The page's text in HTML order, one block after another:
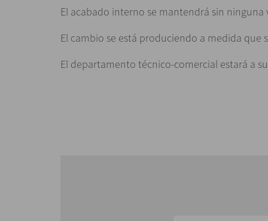
El acabado interno se mantendrá sin ninguna
El cambio se está produciendo a medida que
El departamento técnico-comercial estará a